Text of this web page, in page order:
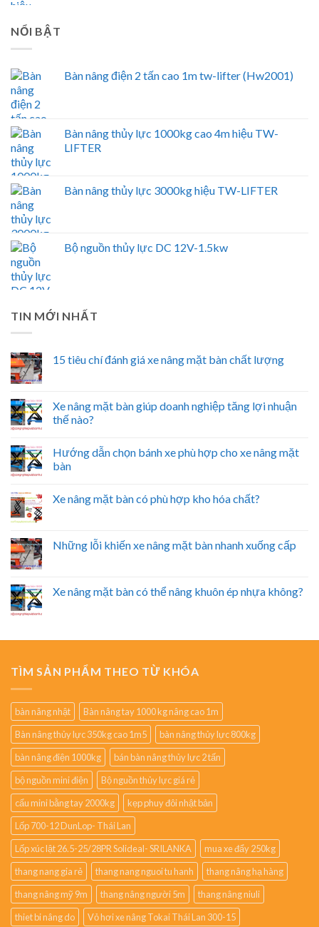
NỔI BẬT
Bàn nâng điện 2 tấn cao 1m tw-lifter (Hw2001)
Bàn nâng thủy lực 1000kg cao 4m hiệu TW-
LIFTER
Bàn nâng thủy lực 3000kg hiệu TW-LIFTER
Bộ nguồn thủy lực DC 12V-1.5kw
TIN MỚI NHẤT
15 tiêu chí đánh giá xe nâng mặt bàn chất lượng
Xe nâng mặt bàn giúp doanh nghiệp tăng lợi nhuận
thế nào?
Hướng dẫn chọn bánh xe phù hợp cho xe nâng mặt
bàn
Xe nâng mặt bàn có phù hợp kho hóa chất?
Những lỗi khiến xe nâng mặt bàn nhanh xuống cấp
Xe nâng mặt bàn có thể nâng khuôn ép nhựa không?
TÌM SẢN PHẨM THEO TỪ KHÓA
bàn nâng nhật
Bàn nâng tay 1000 kg nâng cao 1m
Bàn nâng thủy lực 350kg cao 1m5
bàn nâng thủy lực 800kg
bàn nâng điện 1000kg
bán bàn nâng thủy lực 2 tấn
bộ nguồn mini điện
Bộ nguồn thủy lực giá rẻ
cẩu mini bằng tay 2000kg
kẹp phuy đôi nhật bản
Lốp 700-12 DunLop- Thái Lan
Lốp xúc lật 26.5-25/28PR Solideal- SRILANKA
mua xe đẩy 250kg
thang nang gia rẻ
thang nang nguoi tu hanh
thang nâng hạ hàng
thang nâng mỹ 9m
thang nâng người 5m
thang nâng niuli
thiet bi nâng do
Vỏ hơi xe nâng Tokai Thái Lan 300-15